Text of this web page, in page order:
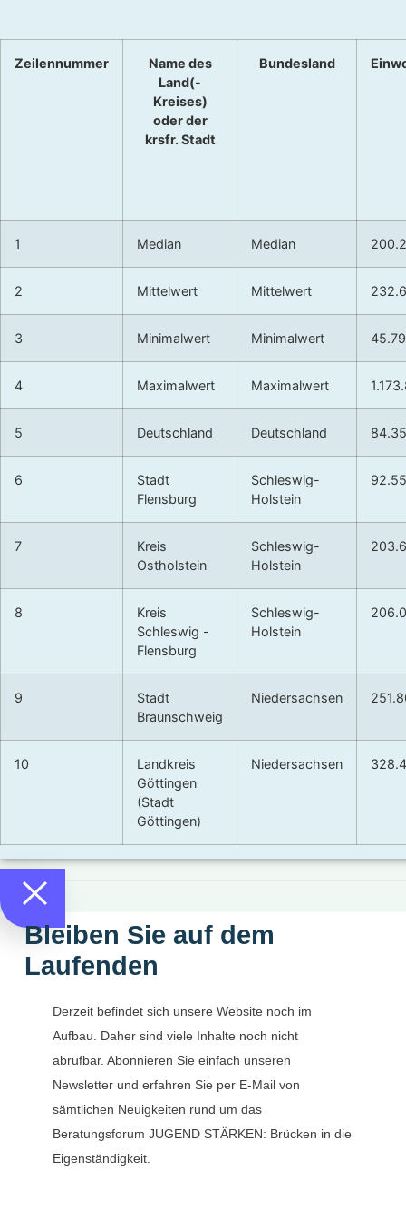
Zeilennummer
Name des
Land(-
Kreises)
oder der
krsfr. Stadt
Bundesland
1 Median Median
2 Mittelwert Mittelwert
3 Minimalwert Minimalwert
4 Maximalwert Maximalwert
5 Deutschland Deutschland
6
Stadt
Flensburg
Schleswig-
Holstein
7
Kreis
Ostholstein
Schleswig-
Holstein
8
Kreis
Schleswig -
Flensburg
Schleswig-
Holstein
9
Stadt
Braunschweig
Niedersachsen
10
Landkreis
Göttingen
(Stadt
Göttingen)
Niedersachsen
Bleiben Sie auf dem
Laufenden
Derzeit befindet sich unsere Website noch im
Aufbau. Daher sind viele Inhalte noch nicht
abrufbar. Abonnieren Sie einfach unseren
Newsletter und erfahren Sie per E-Mail von
sämtlichen Neuigkeiten rund um das
Beratungsforum JUGEND STÄRKEN: Brücken in die
Eigenständigkeit.